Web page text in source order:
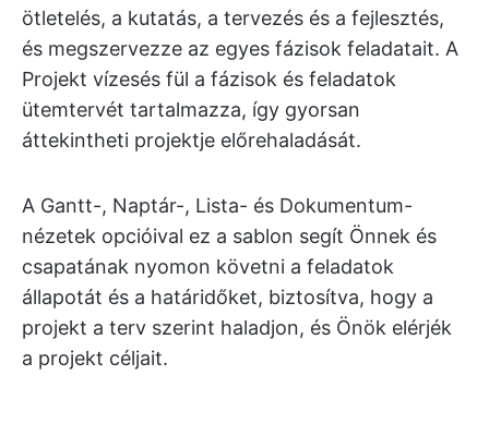
ötletelés, a kutatás, a tervezés és a fejlesztés,
és megszervezze az egyes fázisok feladatait. A
Projekt vízesés fül a fázisok és feladatok
ütemtervét tartalmazza, így gyorsan
áttekintheti projektje előrehaladását.
A Gantt-, Naptár-, Lista- és Dokumentum-
nézetek opcióival ez a sablon segít Önnek és
csapatának nyomon követni a feladatok
állapotát és a határidőket, biztosítva, hogy a
projekt a terv szerint haladjon, és Önök elérjék
a projekt céljait.